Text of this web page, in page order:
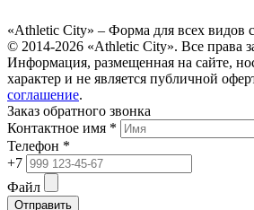
«Athletic City» – Форма для всех видов
© 2014-2026 «Athletic City». Все права
Информация, размещенная на сайте,
характер и не является публичной
соглашение.
Заказ обратного звонка
Контактное имя *
Телефон *
+7
Файл
Отправить